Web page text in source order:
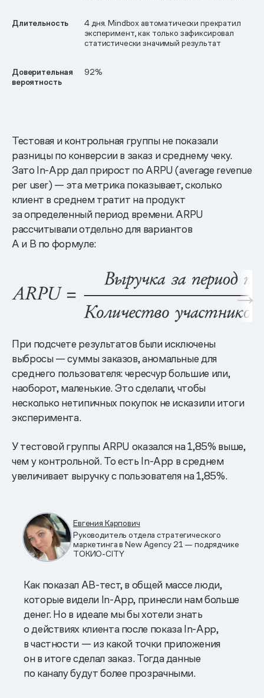
Длительность
4 дня. Mindbox автоматически прекратил
эксперимент, как только зафиксировал
статистически значимый результат
Доверительная
вероятность
92%
Тестовая и контрольная группы не показали
разницы по конверсии в заказ и среднему чеку.
Зато In-App дал прирост по ARPU (average revenue
per user) — эта метрика показывает, сколько
клиент в среднем тратит на продукт
за определенный период времени. ARPU
рассчитывали отдельно для вариантов
A и B по формуле:
При подсчете результатов были исключены
выбросы — суммы заказов, аномальные для
среднего пользователя: чересчур большие или,
наоборот, маленькие. Это сделали, чтобы
несколько нетипичных покупок не исказили итоги
эксперимента.
У тестовой группы ARPU оказался на 1,85% выше,
чем у контрольной. То есть In-App в среднем
увеличивает выручку с пользователя на 1,85%.
Евгения Карпович
Руководитель отдела стратегического
маркетинга в New Agency 21 — подрядчике
ТОКИО-CITY
Как показал AB-тест, в общей массе люди,
которые видели In-App, принесли нам больше
денег. Но в идеале мы бы хотели знать
о действиях клиента после показа In-App,
в частности — из какой точки приложения
он в итоге сделал заказ. Тогда данные
по каналу будут более прозрачными.